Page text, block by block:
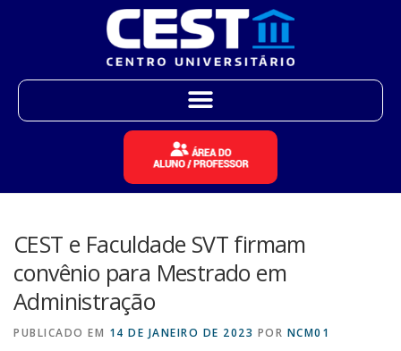
CEST e Faculdade SVT firmam
convênio para Mestrado em
Administração
PUBLICADO EM 14 DE JANEIRO DE 2023 POR NCM01